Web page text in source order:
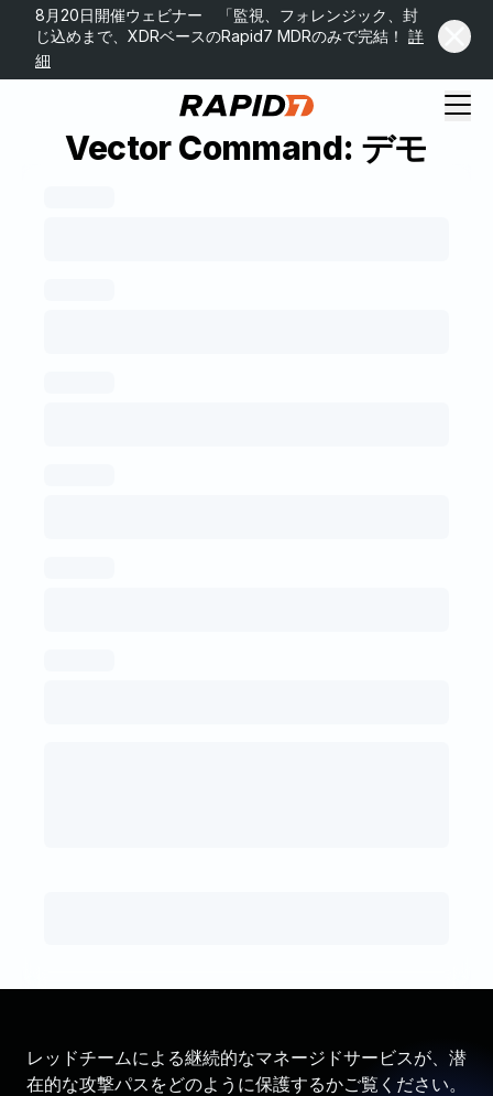
8月20日開催ウェビナー 「監視、フォレンジック、封
じ込めまで、XDRベースのRapid7 MDRのみで完結！ 詳
細
レッドチームによる継続的なマネージドサービスが、潜
在的な攻撃パスをどのように保護するかご覧ください。
Vector Command: デモ